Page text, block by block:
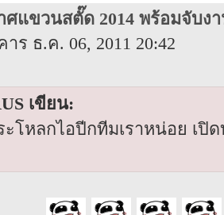
ศแขวนสตั๊ด 2014 พร้อมจับง
าร ธ.ค. 06, 2011 20:42
เขียน:
โหลกไอปีกทีมเราหน่อย เปิ